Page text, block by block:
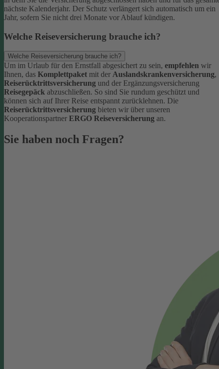
nächste Kalenderjahr. Der Schutz verlängert sich automatisch um ein
Jahr, sofern Sie nicht drei Monate vor Ablauf kündigen.
Welche Reiseversicherung brauche ich?
Welche Reiseversicherung brauche ich?
Um im Urlaub für den Ernstfall abgesichert zu sein, empfehlen wir
Ihnen, das Komplettpaket mit der Auslandskrankenversicherung,
Reiserücktrittsversicherung und der Ergänzungsversicherung
Reisegepäck abzuschließen. So sind Sie rundum geschützt und
können sich auf Ihrer Reise entspannt zurücklehnen. Die
Reiserücktrittsversicherung bieten wir über unseren
Kooperationspartner ERGO Reiseversicherung an.
Sie haben noch Fragen?